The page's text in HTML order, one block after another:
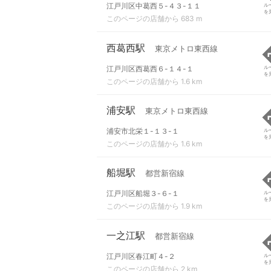
江戸川区中葛西５-４３-１１
このページの店舗から 683 m
ル
を
西葛西駅 東京メトロ東西線
江戸川区西葛西６-１４-１
このページの店舗から 1.6 km
ル
を
浦安駅 東京メトロ東西線
浦安市北栄１-１３-１
このページの店舗から 1.6 km
ル
を
船堀駅 都営新宿線
江戸川区船堀３-６-１
このページの店舗から 1.9 km
ル
を
一之江駅 都営新宿線
江戸川区春江町４-２
このページの店舗から 2 km
ル
を